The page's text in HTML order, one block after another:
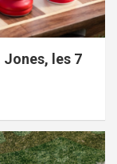
Jones, les 7